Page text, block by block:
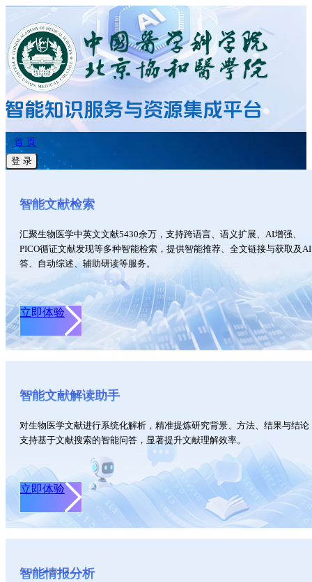
首 页
登 录
智能文献检索
汇聚生物医学中英文文献5430余万，支持跨语言、语义扩展、AI增强、
PICO循证文献发现等多种智能检索，提供智能推荐、全文链接与获取及
答、自动综述、辅助研读等服务。
立即体验
智能文献解读助手
对生物医学文献进行系统化解析，精准提炼研究背景、方法、结果与结论
支持基于文献搜索的智能问答，显著提升文献理解效率。
立即体验
智能情报分析